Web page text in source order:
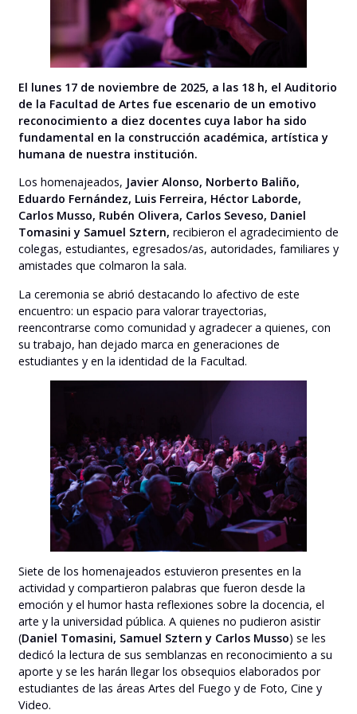
El lunes 17 de noviembre de 2025, a las 18 h, el Auditorio
de la Facultad de Artes fue escenario de un emotivo
reconocimiento a diez docentes cuya labor ha sido
fundamental en la construcción académica, artística y
humana de nuestra institución.
Los homenajeados, Javier Alonso, Norberto Baliño,
Eduardo Fernández, Luis Ferreira, Héctor Laborde,
Carlos Musso, Rubén Olivera, Carlos Seveso, Daniel
Tomasini y Samuel Sztern, recibieron el agradecimiento de
colegas, estudiantes, egresados/as, autoridades, familiares y
amistades que colmaron la sala.
La ceremonia se abrió destacando lo afectivo de este
encuentro: un espacio para valorar trayectorias,
reencontrarse como comunidad y agradecer a quienes, con
su trabajo, han dejado marca en generaciones de
estudiantes y en la identidad de la Facultad.
Siete de los homenajeados estuvieron presentes en la
actividad y compartieron palabras que fueron desde la
emoción y el humor hasta reflexiones sobre la docencia, el
arte y la universidad pública. A quienes no pudieron asistir
(Daniel Tomasini, Samuel Sztern y Carlos Musso) se les
dedicó la lectura de sus semblanzas en reconocimiento a su
aporte y se les harán llegar los obsequios elaborados por
estudiantes de las áreas Artes del Fuego y de Foto, Cine y
Video.